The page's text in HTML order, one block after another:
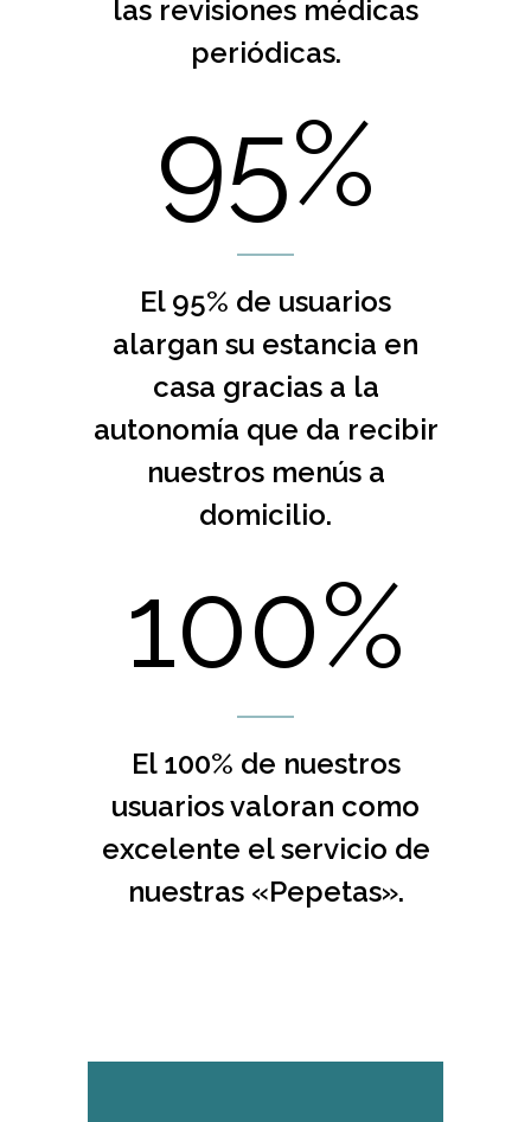
las revisiones médicas
periódicas.
95%
El 95% de usuarios
alargan su estancia en
casa gracias a la
autonomía que da recibir
nuestros menús a
domicilio.
100%
El 100% de nuestros
usuarios valoran como
excelente el servicio de
nuestras «Pepetas».